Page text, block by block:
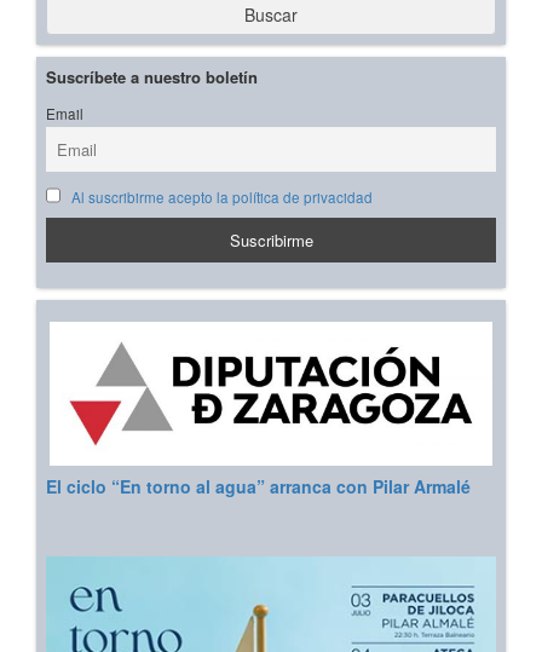
Buscar
Suscríbete a nuestro boletín
Email
Al suscribirme acepto la política de privacidad
El ciclo “En torno al agua” arranca con Pilar Armalé